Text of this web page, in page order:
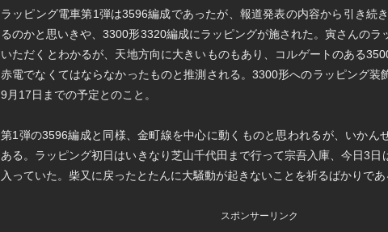
ラッピング電車第1弾は3596編成であったが、報道発表の内容から引き続
るのかと思いきや、3300形3320編成にラッピングが施された。寅さんのラ
いただくとわかるが、天地方向に大きいものもあり、コルゲートのある
赤電でなくてはならなかったものと推測される。3300形へのラッピング装
9月17日までの予定とのこと。
第1弾の3596編成と同様、金町線を中心に動くものと思われるが、いかん
ある。ラッピング初日はいきなり芝山千代田まで行って宗吾入庫、今日3日
入っていた。柴又に戻ったとたんに大騒動が起きないことを祈るばかりであ
スポンサーリンク